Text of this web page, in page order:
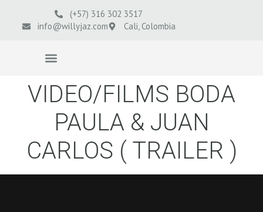
(+57) 316 302 3517
info@willyjaz.com
Cali, Colombia
VIDEO/FILMS BODA
PAULA & JUAN
CARLOS ( TRAILER )